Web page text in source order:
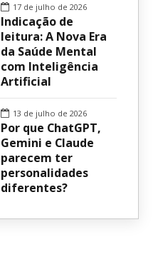
17 de julho de 2026
Indicação de
leitura: A Nova Era
da Saúde Mental
com Inteligência
Artificial
13 de julho de 2026
Por que ChatGPT,
Gemini e Claude
parecem ter
personalidades
diferentes?